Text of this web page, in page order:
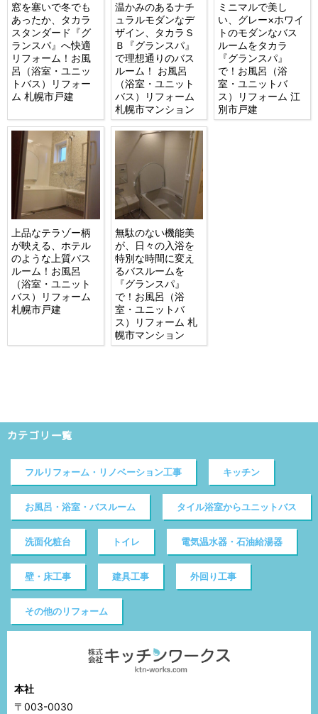
窓を塞いで冬でも
あったか、タカラ
スタンダード『グ
ランスパ』へ快適
リフォーム！お風
呂（浴室・ユニッ
トバス）リフォー
ム 札幌市戸建
温かみのあるナチ
ュラルモダンなデ
ザイン、タカラＳ
Ｂ『グランスパ』
で理想通りのバス
ルーム！ お風呂
（浴室・ユニット
バス）リフォーム
札幌市マンション
ミニマルで美し
い、グレー×ホワイ
トのモダンなバス
ルームをタカラ
『グランスパ』
で！お風呂（浴
室・ユニットバ
ス）リフォーム 江
別市戸建
上品なテラゾー柄
が映える、ホテル
のような上質バス
ルーム！お風呂
（浴室・ユニット
バス）リフォーム
札幌市戸建
無駄のない機能美
が、日々の入浴を
特別な時間に変え
るバスルームを
『グランスパ』
で！お風呂（浴
室・ユニットバ
ス）リフォーム 札
幌市マンション
カテゴリ一覧
フルリフォーム・リノベーション工事 キッチン
お風呂・浴室・バスルーム タイル浴室からユニットバス
洗面化粧台 トイレ 電気温水器・石油給湯器
壁・床工事 建具工事 外回り工事
その他のリフォーム
本社
〒003-0030